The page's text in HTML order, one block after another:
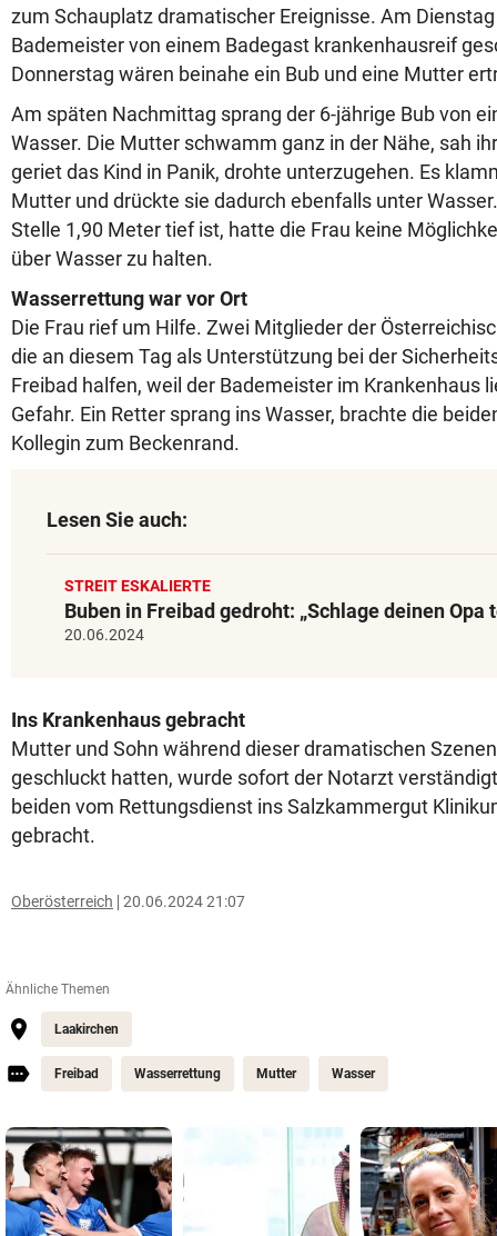
zum Schauplatz dramatischer Ereignisse. Am
Bademeister von einem Badegast krankenhausreif
Donnerstag wären beinahe ein Bub und eine Mutter
Am späten Nachmittag sprang der 6-jährige Bub von
Wasser. Die Mutter schwamm ganz in der Nähe, sah
geriet das Kind in Panik, drohte unterzugehen. Es
Mutter und drückte sie dadurch ebenfalls unter
Stelle 1,90 Meter tief ist, hatte die Frau keine
über Wasser zu halten.
Wasserrettung war vor Ort
Die Frau rief um Hilfe. Zwei Mitglieder der
die an diesem Tag als Unterstützung bei der
Freibad halfen, weil der Bademeister im Krankenhaus
Gefahr. Ein Retter sprang ins Wasser, brachte die
Kollegin zum Beckenrand.
Lesen Sie auch:
STREIT ESKALIERTE
Buben in Freibad gedroht: „Schlage deinen Opa
20.06.2024
Ins Krankenhaus gebracht
Mutter und Sohn während dieser dramatischen
geschluckt hatten, wurde sofort der Notarzt
beiden vom Rettungsdienst ins Salzkammergut
gebracht.
Oberösterreich 20.06.2024 21:07
Ähnliche Themen
Laakirchen
Freibad Wasserrettung Mutter Wasser